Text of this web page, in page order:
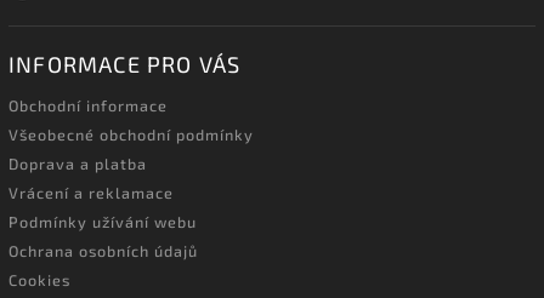
INFORMACE PRO VÁS
Obchodní informace
Všeobecné obchodní podmínky
Doprava a platba
Vrácení a reklamace
Podmínky užívání webu
Ochrana osobních údajů
Cookies